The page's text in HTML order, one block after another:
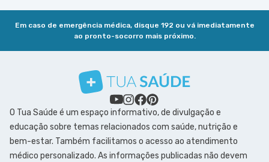
Em caso de emergência médica, disque 192 ou vá imediatamente
ao pronto-socorro mais próximo.
O Tua Saúde é um espaço informativo, de divulgação e
educação sobre temas relacionados com saúde, nutrição e
bem-estar. Também facilitamos o acesso ao atendimento
médico personalizado. As informações publicadas não devem